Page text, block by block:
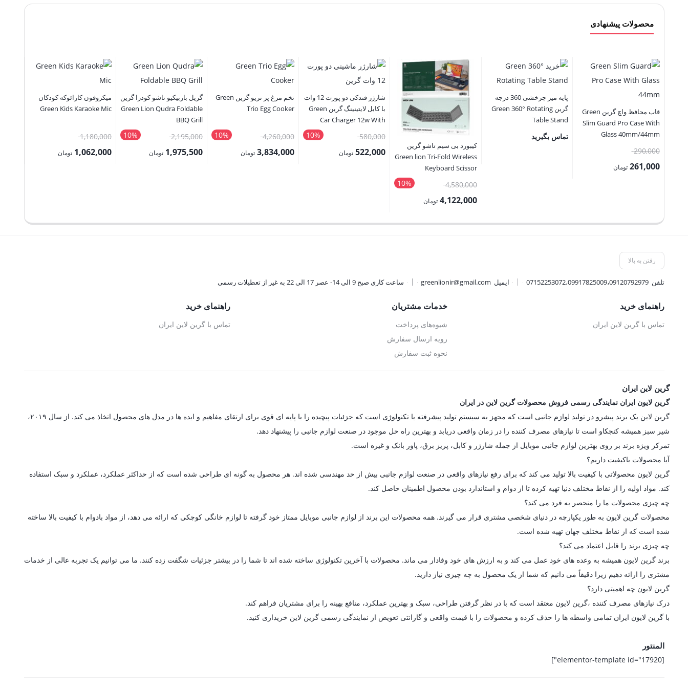
محصولات پیشنهادی
قاب محافظ واچ گرین Green
Slim Guard Pro Case With
Glass 40mm/44mm
290,000قیمت
اصلی:261,000 تومان
پایه میز چرخشی 360 درجه
گرین Green 360° Rotating
Table Stand
تماس بگیرید
کیبورد بی سیم تاشو گرین
Green lion Tri-Fold Wireless
Keyboard Scissor
10% 4,580,000قیمت
اصلی:
بود.
4,122,000 تومان
شارژر فندکی دو پورت 12 وات
با کابل لایتینینگ گرین Green
Car Charger 12w With
10% 580,000قیمت
اصلی:522,000 تومان
تخم مرغ پز تریو گرین Green
Trio Egg Cooker
10% 4,260,000قیمت
اصلی:3,834,000 تومان
گریل باربیکیو تاشو کودرا گرین
Green Lion Qudra Foldable
BBQ Grill
10% 2,195,000قیمت
اصلی:1,975,500 تومان
میکروفون کارائوکه کودکان
Green Kids Karaoke Mic
1,180,000قیمت
اصلی:1,062,000 تومان
رفتن به بالا
تلفن07152253072،09917825009،09120792979 ایمیل greenlionir@gmail.com ساعت کاری صبح 9 الی 14- عصر 17 الی 22 به غیر از تعطیلات رسمی
راهنمای خرید
تماس با گرین لاین ایران
خدمات مشتریان
شیوه‌های پرداخت
رویه ارسال سفارش
نحوه ثبت سفارش
راهنمای خرید
تماس با گرین لاین ایران
گرین لاین ایران
گرین لایون ایران نمایندگی رسمی فروش محصولات گرین لاین در ایران
گرین لاین یک برند پیشرو در تولید لوازم جانبی است که مجهز به سیستم تولید پیشرفته با تکنولوژی است که جزئیات پیچیده را با پایه ای قوی برای ارتقای مفاهیم و ایده ها در مدل های محصول اتخاذ می کند. از سال ۲۰۱۹،
شیر سبز همیشه کنجکاو است تا نیازهای مصرف کننده را در زمان واقعی دریابد و بهترین راه حل موجود در صنعت لوازم جانبی را پیشنهاد دهد.
تمرکز ویژه برند بر روی بهترین لوازم جانبی موبایل از جمله شارژر و کابل، پریز برق، پاور بانک و غیره است.
آیا محصولات باکیفیت داریم؟
گرین لایون محصولاتی با کیفیت بالا تولید می کند که برای رفع نیازهای واقعی در صنعت لوازم جانبی بیش از حد مهندسی شده اند. هر محصول به گونه ای طراحی شده است که از حداکثر عملکرد، عملکرد و سبک استفاده
کند. مواد اولیه را از نقاط مختلف دنیا تهیه کرده تا از دوام و استاندارد بودن محصول اطمینان حاصل کند.
چه چیزی محصولات ما را منحصر به فرد می کند؟
محصولات گرین لایون به طور یکپارچه در دنیای شخصی مشتری قرار می گیرند. همه محصولات این برند از لوازم جانبی موبایل ممتاز خود گرفته تا لوازم خانگی کوچکی که ارائه می دهد، از مواد بادوام با کیفیت بالا ساخته
شده است که از نقاط مختلف جهان تهیه شده است.
چه چیزی برند را قابل اعتماد می کند؟
برند گرین لایون همیشه به وعده های خود عمل می کند و به ارزش های خود وفادار می ماند. محصولات با آخرین تکنولوژی ساخته شده اند تا شما را در بیشتر جزئیات شگفت زده کنند. ما می توانیم یک تجربه عالی از خدمات
مشتری را ارائه دهیم زیرا دقیقاً می دانیم که شما از یک محصول به چه چیزی نیاز دارید.
گرین لایون چه اهمیتی دارد؟
درک نیازهای مصرف کننده ،گرین لایون معتقد است که با در نظر گرفتن طراحی، سبک و بهترین عملکرد، منافع بهینه را برای مشتریان فراهم کند.
با گرین لایون ایران تمامی واسطه ها را حذف کرده و محصولات را با قیمت واقعی و گارانتی تعویض از نمایندگی رسمی گرین لاین خریداری کنید.
المنتور
[elementor-template id="17920"]